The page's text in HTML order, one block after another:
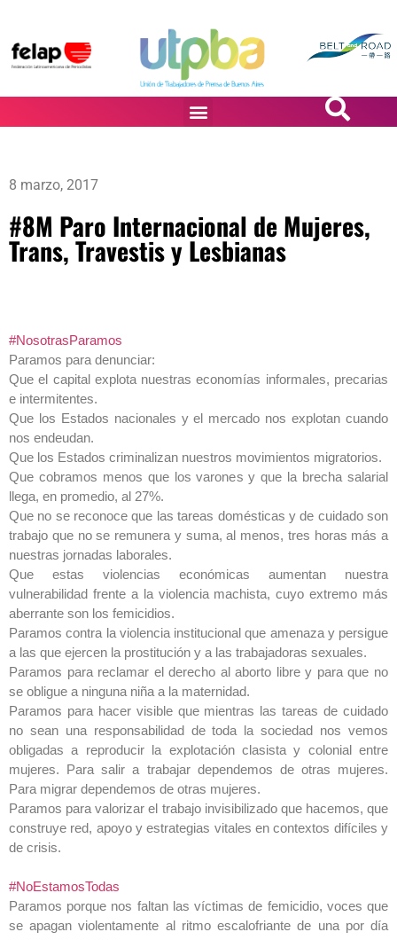
8 marzo, 2017
#8M Paro Internacional de Mujeres,
Trans, Travestis y Lesbianas
#NosotrasParamos
Paramos para denunciar:
Que el capital explota nuestras economías informales, precarias
e intermitentes.
Que los Estados nacionales y el mercado nos explotan cuando
nos endeudan.
Que los Estados criminalizan nuestros movimientos migratorios.
Que cobramos menos que los varones y que la brecha salarial
llega, en promedio, al 27%.
Que no se reconoce que las tareas domésticas y de cuidado son
trabajo que no se remunera y suma, al menos, tres horas más a
nuestras jornadas laborales.
Que estas violencias económicas aumentan nuestra
vulnerabilidad frente a la violencia machista, cuyo extremo más
aberrante son los femicidios.
Paramos contra la violencia institucional que amenaza y persigue
a las que ejercen la prostitución y a las trabajadoras sexuales.
Paramos para reclamar el derecho al aborto libre y para que no
se obligue a ninguna niña a la maternidad.
Paramos para hacer visible que mientras las tareas de cuidado
no sean una responsabilidad de toda la sociedad nos vemos
obligadas a reproducir la explotación clasista y colonial entre
mujeres. Para salir a trabajar dependemos de otras mujeres.
Para migrar dependemos de otras mujeres.
Paramos para valorizar el trabajo invisibilizado que hacemos, que
construye red, apoyo y estrategias vitales en contextos difíciles y
de crisis.
#NoEstamosTodas
Paramos porque nos faltan las víctimas de femicidio, voces que
se apagan violentamente al ritmo escalofriante de una por día